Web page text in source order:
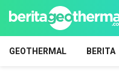
GEOTHERMAL BERITA